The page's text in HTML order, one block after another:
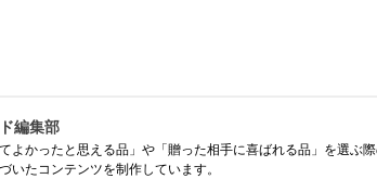
編集部
よかったと思える品」や「贈った相手に喜ばれる品」を選ぶ際
いたコンテンツを制作しています。